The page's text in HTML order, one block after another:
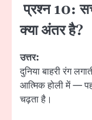
प्रश्न 10:
क्या अंतर है?
उत्तर:
दुनिया बाहरी रंग
आत्मिक होली में —
चढ़ता है।